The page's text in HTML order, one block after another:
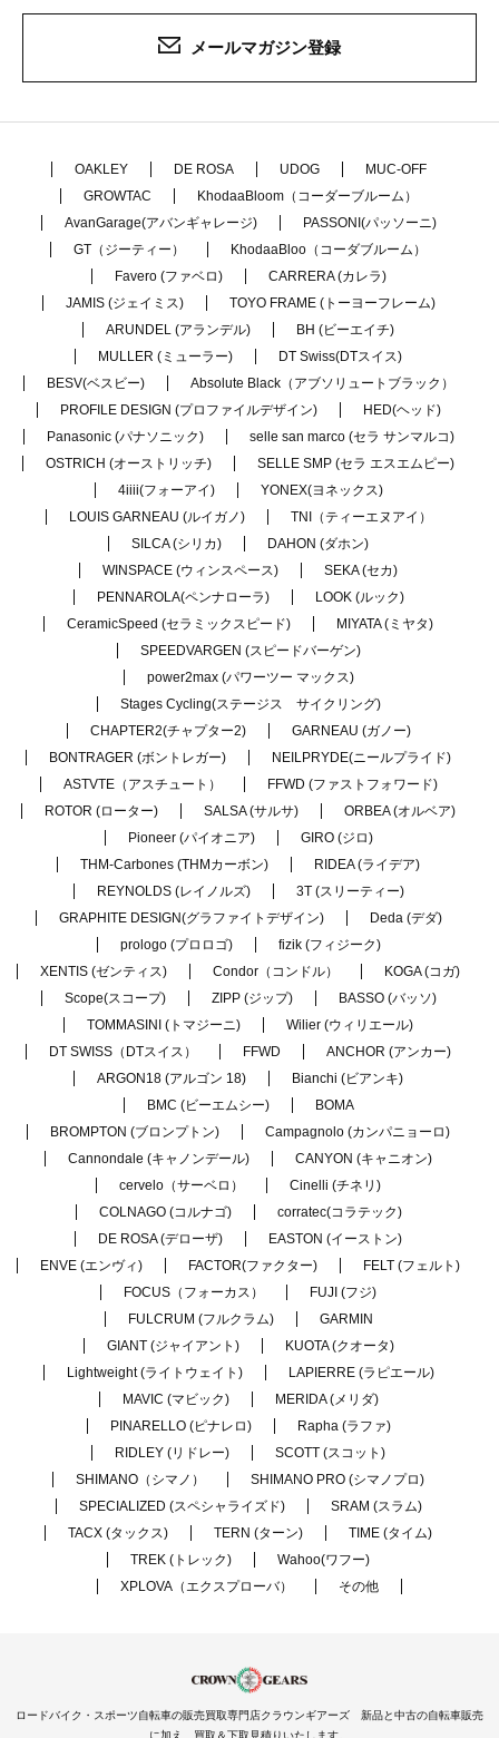
メールマガジン登録
OAKLEY DE ROSA UDOG
MUC-OFF
GROWTAC
KhodaaBloom（コーダーブルーム）
AvanGarage(アバンギャレージ)
PASSONI(パッソーニ)
GT（ジーティー）
KhodaaBloo（コーダブルーム）
Favero (ファベロ)
CARRERA (カレラ)
JAMIS (ジェイミス)
TOYO FRAME (トーヨーフレーム)
ARUNDEL (アランデル)
BH (ビーエイチ)
MULLER (ミューラー)
DT Swiss(DTスイス)
BESV(ベスビー)
Absolute Black（アブソリュートブラック）
PROFILE DESIGN (プロファイルデザイン)
HED(ヘッド)
Panasonic (パナソニック)
selle san marco (セラ サンマルコ)
OSTRICH (オーストリッチ)
SELLE SMP (セラ エスエムピー)
4iiii(フォーアイ)
YONEX(ヨネックス)
LOUIS GARNEAU (ルイガノ)
TNI（ティーエヌアイ）
SILCA (シリカ)
DAHON (ダホン)
WINSPACE (ウィンスペース)
SEKA (セカ)
PENNAROLA(ペンナローラ)
LOOK (ルック)
CeramicSpeed (セラミックスピード)
MIYATA (ミヤタ)
SPEEDVARGEN (スピードバーゲン)
power2max (パワーツー マックス)
Stages Cycling(ステージス サイクリング)
CHAPTER2(チャプター2)
GARNEAU (ガノー)
BONTRAGER (ボントレガー)
NEILPRYDE(ニールプライド)
ASTVTE（アスチュート）
FFWD (ファストフォワード)
ROTOR (ローター)
SALSA (サルサ)
ORBEA (オルベア)
Pioneer (パイオニア)
GIRO (ジロ)
THM-Carbones (THMカーボン)
RIDEA (ライデア)
REYNOLDS (レイノルズ)
3T (スリーティー)
GRAPHITE DESIGN(グラファイトデザイン)
Deda (デダ)
prologo (プロロゴ)
fizik (フィジーク)
XENTIS (ゼンティス)
Condor（コンドル）
KOGA (コガ)
Scope(スコープ)
ZIPP (ジップ)
BASSO (バッソ)
TOMMASINI (トマジーニ)
Wilier (ウィリエール)
DT SWISS（DTスイス）
FFWD
ANCHOR (アンカー)
ARGON18 (アルゴン 18)
Bianchi (ビアンキ)
BMC (ビーエムシー)
BOMA
BROMPTON (ブロンプトン)
Campagnolo (カンパニョーロ)
Cannondale (キャノンデール)
CANYON (キャニオン)
cervelo（サーベロ）
Cinelli (チネリ)
COLNAGO (コルナゴ)
corratec(コラテック)
DE ROSA (デローザ)
EASTON (イーストン)
ENVE (エンヴィ)
FACTOR(ファクター)
FELT (フェルト)
FOCUS（フォーカス）
FUJI (フジ)
FULCRUM (フルクラム)
GARMIN
GIANT (ジャイアント)
KUOTA (クオータ)
Lightweight (ライトウェイト)
LAPIERRE (ラピエール)
MAVIC (マビック)
MERIDA (メリダ)
PINARELLO (ピナレロ)
Rapha (ラファ)
RIDLEY (リドレー)
SCOTT (スコット)
SHIMANO（シマノ）
SHIMANO PRO (シマノプロ)
SPECIALIZED (スペシャライズド)
SRAM (スラム)
TACX (タックス)
TERN (ターン)
TIME (タイム)
TREK (トレック)
Wahoo(ワフー)
XPLOVA（エクスプローバ）
その他
ロードバイク・スポーツ自転車の販売買取専門店クラウンギアーズ 新品と中古の自転車販売
に加え、買取＆下取見積りいたします。